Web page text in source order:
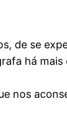
de se
há
nos